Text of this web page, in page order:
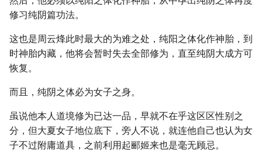
修习纯阴篇功法。
这也是周云烽此时最大的为难之处，纯阳之体化作神胎，到
时神胎内藏，他将会暂时失去全部修为，直至纯阴大成方可
恢复。
而且，纯阴之体必为女子之身。
虽说他本人道境修为已达一品，早就不在乎这区区性别之
分，但大夏女子地位底下，旁人不说，就连他自己也认为女
子不过附庸道具，之前利用起郦姬来也是毫无顾忌。